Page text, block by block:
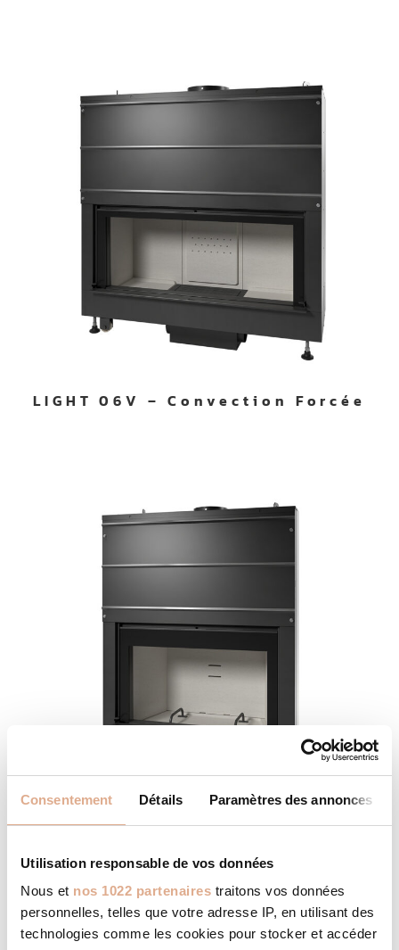
Consentement Détails Paramètres des annonces
Utilisation responsable de vos données
Nous et nos 1022 partenaires traitons vos données
personnelles, telles que votre adresse IP, en utilisant des
technologies comme les cookies pour stocker et accéder
LIGHT 06V – Convection Forcée
LIGHT 02N S – Convection